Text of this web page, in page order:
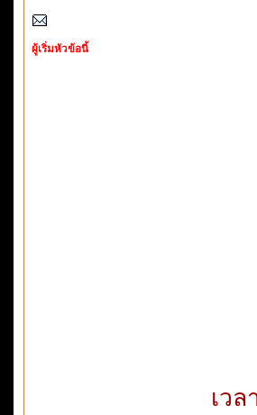
ผู้เริ่มหัวข้อนี้
เว